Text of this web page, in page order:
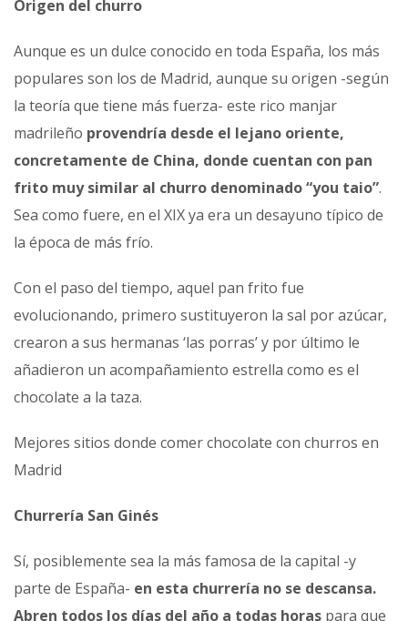
Origen del churro
Aunque es un dulce conocido en toda España, los más
populares son los de Madrid, aunque su origen -según
la teoría que tiene más fuerza- este rico manjar
madrileño provendría desde el lejano oriente,
concretamente de China, donde cuentan con pan
frito muy similar al churro denominado “you taio”.
Sea como fuere, en el XIX ya era un desayuno típico de
la época de más frío.
Con el paso del tiempo, aquel pan frito fue
evolucionando, primero sustituyeron la sal por azúcar,
crearon a sus hermanas ‘las porras’ y por último le
añadieron un acompañamiento estrella como es el
chocolate a la taza.
Mejores sitios donde comer chocolate con churros en
Madrid
Churrería San Ginés
Sí, posiblemente sea la más famosa de la capital -y
parte de España- en esta churrería no se descansa.
Abren todos los días del año a todas horas para que